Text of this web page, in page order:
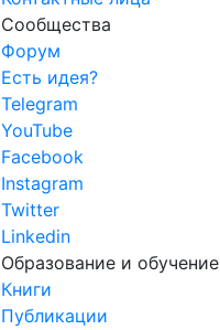
Сообщества
Форум
Есть идея?
Telegram
YouTube
Facebook
Instagram
Twitter
Linkedin
Образование и обучение
Книги
Публикации